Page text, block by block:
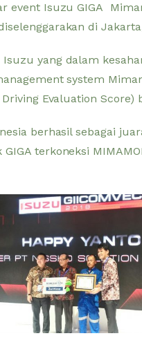
event Isuzu GIGA
di
yang dalam
system
Evaluation Score)
berhasil sebagai
terkoneksi